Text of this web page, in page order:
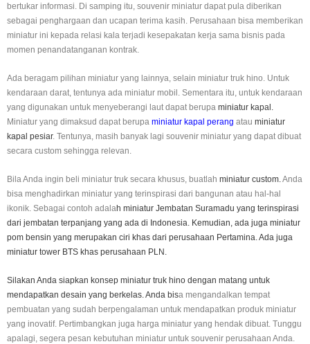
bertukar informasi. Di samping itu, souvenir miniatur dapat pula diberikan
sebagai penghargaan dan ucapan terima kasih. Perusahaan bisa memberikan
miniatur ini kepada relasi kala terjadi kesepakatan kerja sama bisnis pada
momen penandatanganan kontrak.
Ada beragam pilihan miniatur yang lainnya, selain miniatur truk hino. Untuk
kendaraan darat, tentunya ada miniatur mobil. Sementara itu, untuk kendaraan
yang digunakan untuk menyeberangi laut dapat berupa miniatur kapal.
Miniatur yang dimaksud dapat berupa miniatur kapal perang atau miniatur
kapal pesiar. Tentunya, masih banyak lagi souvenir miniatur yang dapat dibuat
secara custom sehingga relevan.
Bila Anda ingin beli miniatur truk secara khusus, buatlah miniatur custom. Anda
bisa menghadirkan miniatur yang terinspirasi dari bangunan atau hal-hal
ikonik. Sebagai contoh adalah miniatur Jembatan Suramadu yang terinspirasi
dari jembatan terpanjang yang ada di Indonesia. Kemudian, ada juga miniatur
pom bensin yang merupakan ciri khas dari perusahaan Pertamina. Ada juga
miniatur tower BTS khas perusahaan PLN.
Silakan Anda siapkan konsep miniatur truk hino dengan matang untuk
mendapatkan desain yang berkelas. Anda bisa mengandalkan tempat
pembuatan yang sudah berpengalaman untuk mendapatkan produk miniatur
yang inovatif. Pertimbangkan juga harga miniatur yang hendak dibuat. Tunggu
apalagi, segera pesan kebutuhan miniatur untuk souvenir perusahaan Anda.